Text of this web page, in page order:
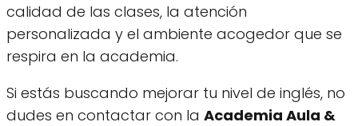
calidad de las clases, la atención
personalizada y el ambiente acogedor que se
respira en la academia.
Si estás buscando mejorar tu nivel de inglés, no
dudes en contactar con la Academia Aula &